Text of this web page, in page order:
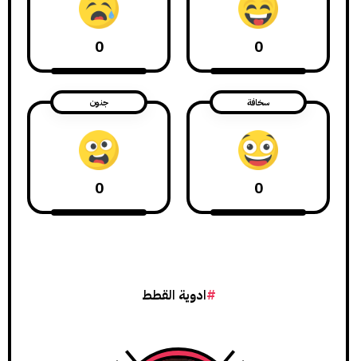
0
0
سخافة
0
جنون
0
ادوية القطط